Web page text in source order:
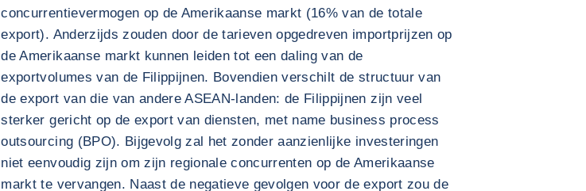
concurrentievermogen op de Amerikaanse markt (16% van de totale
export). Anderzijds zouden door de tarieven opgedreven importprijzen op
de Amerikaanse markt kunnen leiden tot een daling van de
exportvolumes van de Filippijnen. Bovendien verschilt de structuur van
de export van die van andere ASEAN-landen: de Filippijnen zijn veel
sterker gericht op de export van diensten, met name business process
outsourcing (BPO). Bijgevolg zal het zonder aanzienlijke investeringen
niet eenvoudig zijn om zijn regionale concurrenten op de Amerikaanse
markt te vervangen. Naast de negatieve gevolgen voor de export zou de